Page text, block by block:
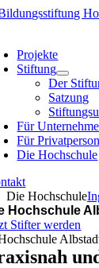
Skip
Projekte
Stiftung
Der
Satzung
Für
Für
Die Hochschule
Die Hochschule
Hochschule
Stifter werden